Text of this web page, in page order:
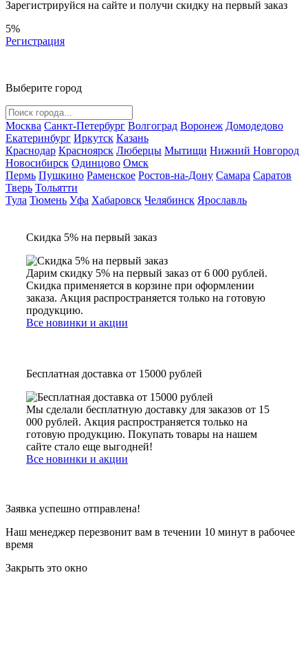
Зарегистрируйся на сайте и получи скидку на первый заказ
5%
Регистрация
Выберите город
Москва Санкт-Петербург Волгоград Воронеж Домодедово
Екатеринбург Иркутск Казань
Краснодар Красноярск Люберцы Мытищи Нижний Новгород
Новосибирск Одинцово Омск
Пермь Пушкино Раменское Ростов-на-Дону Самара Саратов
Тверь Тольятти
Тула Тюмень Уфа Хабаровск Челябинск Ярославль
Скидка 5% на первый заказ
Дарим скидку 5% на первый заказ от 6 000 рублей.
Скидка применяется в корзине при оформлении
заказа. Акция распространяется только на готовую
продукцию.
Все новинки и акции
Бесплатная доставка от 15000 рублей
Мы сделали бесплатную доставку для заказов от 15
000 рублей. Акция распространяется только на
готовую продукцию. Покупать товары на нашем
сайте стало еще выгодней!
Все новинки и акции
Заявка успешно отправлена!
Наш менеджер перезвонит вам в течении 10 минут в рабочее
время
Закрыть это окно